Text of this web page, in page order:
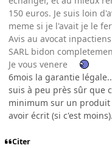
150 euros. Je suis loin
meme si je l'avait je le
Avis au avocat
SARL bidon
Je vous venere
6mois la garantie
suis à peu près sûr que
minimum sur un
avoir écrit (si c'est
Citer